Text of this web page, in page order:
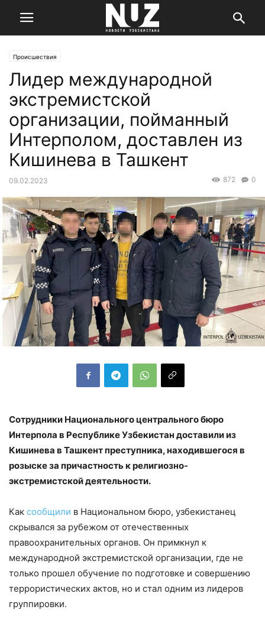
Происшествия
Лидер международной
экстремистской
организации, пойманный
Интерполом, доставлен из
Кишинева в Ташкент
09.02.2023 0
872
Сотрудники Национального центрального бюро
Интерпола в Республике Узбекистан доставили из
Кишинева в Ташкент преступника, находившегося в
розыске за причастность к религиозно-
экстремистской деятельности.
Как сообщили в Национальном бюро, узбекистанец
скрывался за рубежом от отечественных
правоохранительных органов. Он примкнул к
международной экстремистской организации, где не
только прошел обучение по подготовке и совершению
террористических актов, но и стал одним из лидеров
группировки.